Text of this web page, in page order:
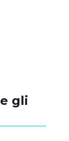
gli